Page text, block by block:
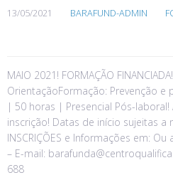
13/05/2021 BARAFUND-ADMIN
MAIO 2021! FORMAÇÃO
OrientaçãoFormação: Prevenção
| 50 horas | Presencial Pós-laboral!
inscrição! Datas de início sujeitas a
INSCRIÇÕES e Informações em:
– E-mail:
688